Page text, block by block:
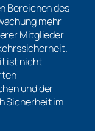
Bereichen des
mehr
Mitglieder
ist nicht
und der
Sicherheit im